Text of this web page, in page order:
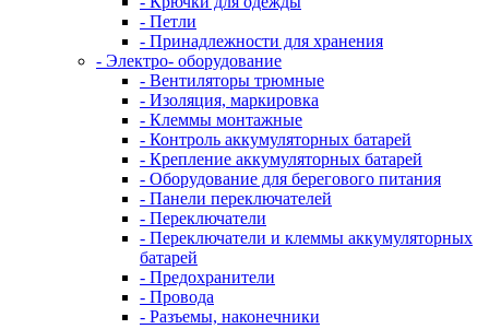
- Петли
- Принадлежности для хранения
- Электро- оборудование
- Вентиляторы трюмные
- Изоляция, маркировка
- Клеммы монтажные
- Контроль аккумуляторных батарей
- Крепление аккумуляторных батарей
- Оборудование для берегового питания
- Панели переключателей
- Переключатели
- Переключатели и клеммы аккумуляторных
батарей
- Предохранители
- Провода
- Разъемы, наконечники